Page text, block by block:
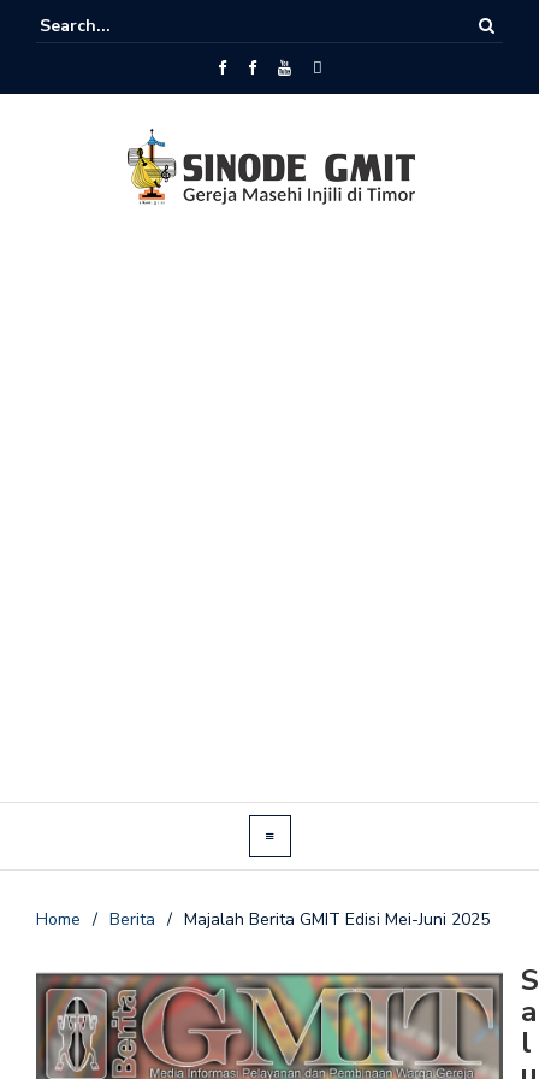
Home / Berita / Majalah Berita GMIT Edisi Mei-Juni 2025
S
a
l